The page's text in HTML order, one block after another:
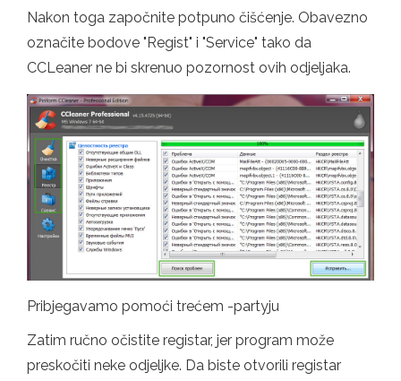
Nakon toga započnite potpuno čišćenje. Obavezno
označite bodove "Regist" i "Service" tako da
CCLeaner ne bi skrenuo pozornost ovih odjeljaka.
Pribjegavamo pomoći trećem -partyju
Zatim ručno očistite registar, jer program može
preskočiti neke odjeljke. Da biste otvorili registar